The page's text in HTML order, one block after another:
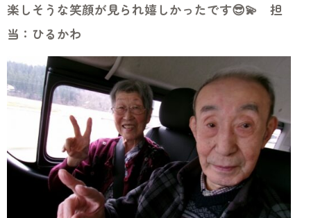
楽しそうな笑顔が見られ嬉しかったです😎💫 担
当：ひるかわ